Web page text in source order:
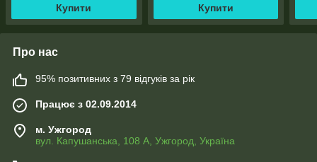
Купити Купити
Про нас
95% позитивних з 79 відгуків за рік
Працює з 02.09.2014
м. Ужгород
вул. Капушанська, 108 А, Ужгород, Україна